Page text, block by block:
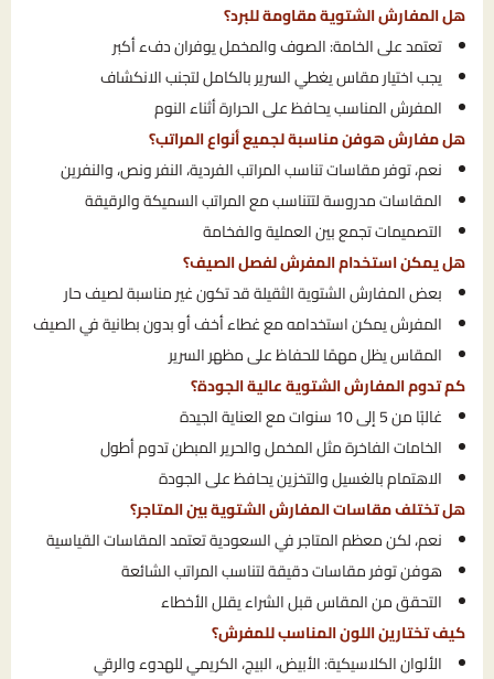
هل المفارش الشتوية مقاومة للبرد؟
تعتمد على الخامة: الصوف والمخمل يوفران دفء أكبر
يجب اختيار مقاس يغطي السرير بالكامل لتجنب الانكشاف
المفرش المناسب يحافظ على الحرارة أثناء النوم
هل مفارش هوفن مناسبة لجميع أنواع المراتب؟
نعم، توفر مقاسات تناسب المراتب الفردية، النفر ونص، والنفرين
المقاسات مدروسة لتتناسب مع المراتب السميكة والرقيقة
التصميمات تجمع بين العملية والفخامة
هل يمكن استخدام المفرش لفصل الصيف؟
بعض المفارش الشتوية الثقيلة قد تكون غير مناسبة لصيف حار
المفرش يمكن استخدامه مع غطاء أخف أو بدون بطانية في الصيف
المقاس يظل مهمًا للحفاظ على مظهر السرير
كم تدوم المفارش الشتوية عالية الجودة؟
غالبًا من 5 إلى 10 سنوات مع العناية الجيدة
الخامات الفاخرة مثل المخمل والحرير المبطن تدوم أطول
الاهتمام بالغسيل والتخزين يحافظ على الجودة
هل تختلف مقاسات المفارش الشتوية بين المتاجر؟
نعم، لكن معظم المتاجر في السعودية تعتمد المقاسات القياسية
هوفن توفر مقاسات دقيقة لتناسب المراتب الشائعة
التحقق من المقاس قبل الشراء يقلل الأخطاء
كيف تختارين اللون المناسب للمفرش؟
الألوان الكلاسيكية: الأبيض، البيج، الكريمي للهدوء والرقي